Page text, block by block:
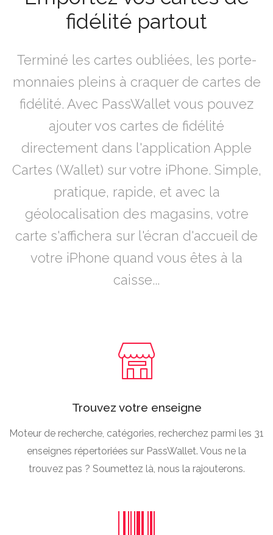
fidélité partout
Terminé les cartes oubliées, les porte-
monnaies pleins à craquer de cartes de
fidélité. Avec PassWallet vous pouvez
ajouter vos cartes de fidélité
directement dans l'application Apple
Cartes (Wallet) sur votre iPhone. Simple,
pratique, rapide, et avec la
géolocalisation des magasins, votre
carte s'affichera sur l'écran d'accueil de
votre iPhone quand vous êtes à la
caisse...
Trouvez votre enseigne
Moteur de recherche, catégories, recherchez parmi les 31
enseignes répertoriées sur PassWallet. Vous ne la
trouvez pas ? Soumettez là, nous la rajouterons.